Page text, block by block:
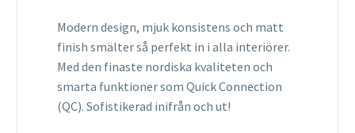
Modern design, mjuk konsistens och matt
finish smälter så perfekt in i alla interiörer.
Med den finaste nordiska kvaliteten och
smarta funktioner som Quick Connection
(QC). Sofistikerad inifrån och ut!